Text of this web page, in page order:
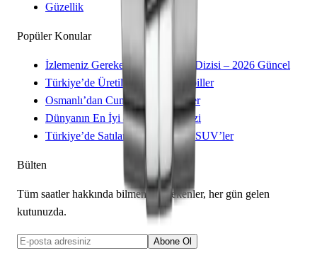
Güzellik
Popüler Konular
İzlemeniz Gereken 15 Yeni Kore Dizisi – 2026 Güncel
Türkiye’de Üretilen Yerli Otomobiller
Osmanlı’dan Cumhuriyet’e Saatler
Dünyanın En İyi 8 Kayak Merkezi
Türkiye’de Satılan Elektrikli 4×4 SUV’ler
Bülten
Tüm saatler hakkında bilmeniz gerekenler, her gün gelen
kutunuzda.
Abone Ol